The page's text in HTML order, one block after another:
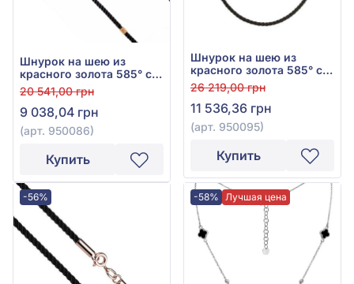
Шнурок на шею из
красного золота 585° с
чёрным текстилем, арт.
950086
20 541,00 грн
9 038,04 грн
(арт. 950086)
Купить
Шнурок на шею из
красного золота 585° с
чёрным текстилем, арт.
950095
26 219,00 грн
11 536,36 грн
(арт. 950095)
Купить
-56% -58% Лучшая цена